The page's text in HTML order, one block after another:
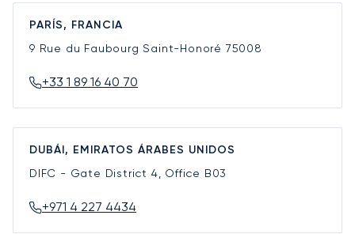
PARÍS, FRANCIA
9 Rue du Faubourg Saint-Honoré 75008
+33 1 89 16 40 70
DUBÁI, EMIRATOS ÁRABES UNIDOS
DIFC - Gate District 4, Office B03
+971 4 227 4434